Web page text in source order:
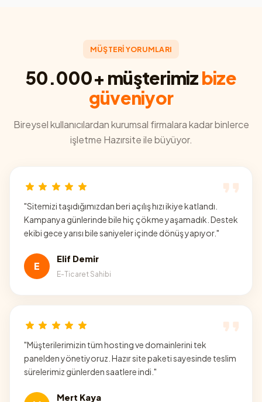
MÜŞTERİ YORUMLARI
50.000+ müşterimizbize
güveniyor
Bireysel kullanıcılardan kurumsal firmalara kadar binlerce
işletme Hazırsite ile büyüyor.
"Sitemizi taşıdığımızdan beri açılış hızı ikiye katlandı.
Kampanya günlerinde bile hiç çökme yaşamadık. Destek
ekibi gece yarısı bile saniyeler içinde dönüş yapıyor."
E
Elif Demir
E-Ticaret Sahibi
"Müşterilerimizin tüm hosting ve domainlerini tek
panelden yönetiyoruz. Hazır site paketi sayesinde teslim
sürelerimiz günlerden saatlere indi. "
Mert Kaya